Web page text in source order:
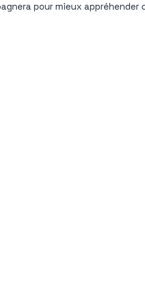
pour mieux appréhender